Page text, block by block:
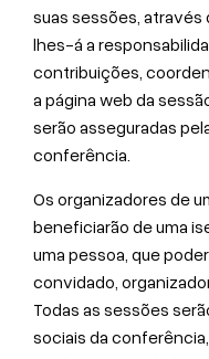
suas sessões, através
lhes-á a
contribuições,
a página web da
serão asseguradas
conferência.
Os organizadores de
beneficiarão de uma
uma pessoa, que
convidado,
Todas as sessões
sociais da